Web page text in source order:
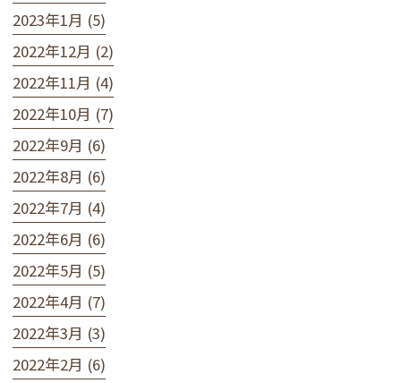
2023年1月 (5)
2022年12月 (2)
2022年11月 (4)
2022年10月 (7)
2022年9月 (6)
2022年8月 (6)
2022年7月 (4)
2022年6月 (6)
2022年5月 (5)
2022年4月 (7)
2022年3月 (3)
2022年2月 (6)